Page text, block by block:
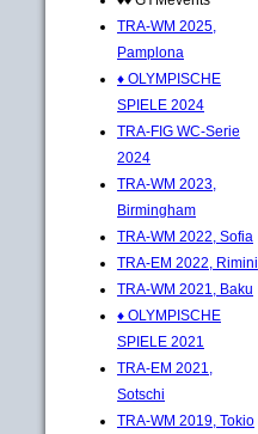
TRA-WM 2025,
Pamplona
♦ OLYMPISCHE
SPIELE 2024
TRA-FIG WC-Serie
2024
TRA-WM 2023,
Birmingham
TRA-WM 2022, Sofia
TRA-EM 2022, Rimini
TRA-WM 2021, Baku
♦ OLYMPISCHE
SPIELE 2021
TRA-EM 2021,
Sotschi
TRA-WM 2019, Tokio